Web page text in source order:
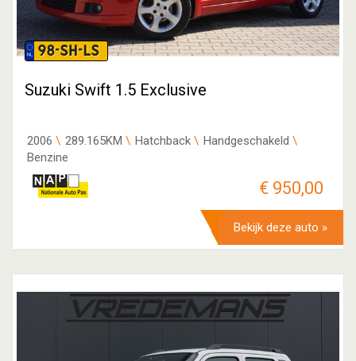
98-SH-LS
Suzuki Swift 1.5 Exclusive
2006 289.165KM Hatchback
Handgeschakeld
Benzine
€ 950,00
Bekijk deze auto »